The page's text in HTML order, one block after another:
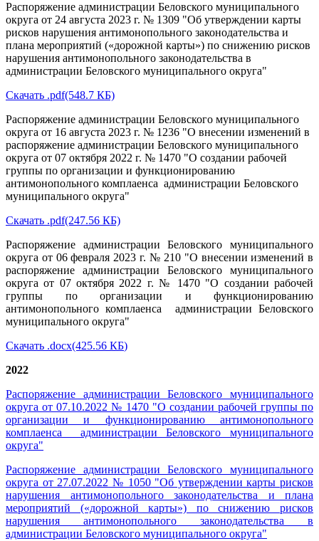
Распоряжение администрации Беловского муниципального
округа от 24 августа 2023 г. № 1309 "Об утверждении карты
рисков нарушения антимонопольного законодательства и
плана мероприятий («дорожной карты») по снижению рисков
нарушения антимонопольного законодательства в
администрации Беловского муниципального округа"
Скачать .pdf(548.7 КБ)
Распоряжение администрации Беловского муниципального
округа от 16 августа 2023 г. № 1236 "О внесении изменений в
распоряжение администрации Беловского муниципального
округа от 07 октября 2022 г. № 1470 "О создании рабочей
группы по организации и функционированию
антимонопольного комплаенса администрации Беловского
муниципального округа"
Скачать .pdf(247.56 КБ)
Распоряжение администрации Беловского муниципального
округа от 06 февраля 2023 г. № 210 "О внесении изменений в
распоряжение администрации Беловского муниципального
округа от 07 октября 2022 г. № 1470 "О создании рабочей
группы по организации и функционированию
антимонопольного комплаенса администрации Беловского
муниципального округа"
Скачать .docx(425.56 КБ)
2022
Распоряжение администрации Беловского муниципального
округа от 07.10.2022 № 1470 "О создании рабочей группы по
организации и функционированию антимонопольного
комплаенса администрации Беловского муниципального
округа"
Распоряжение администрации Беловского муниципального
округа от 27.07.2022 № 1050 "Об утверждении карты рисков
нарушения антимонопольного законодательства и плана
мероприятий («дорожной карты») по снижению рисков
нарушения антимонопольного законодательства в
администрации Беловского муниципального округа"